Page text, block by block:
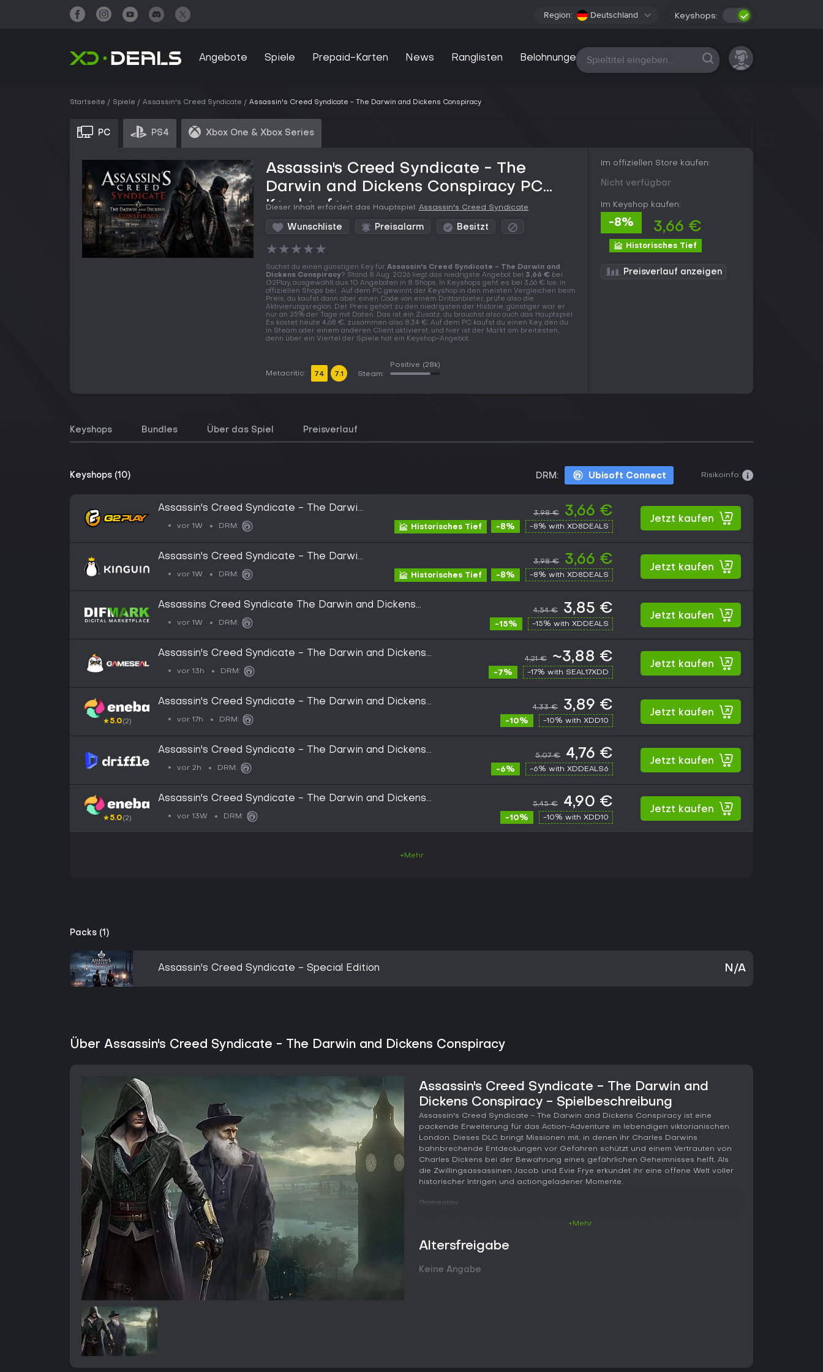
Region: Deutschland Keyshops:
Angebote Spiele Prepaid-Karten News Ranglisten Belohnungen Alle Plattformen
Startseite Spiele Assassin's Creed Syndicate Assassin's Creed Syndicate - The Darwin and Dickens Conspiracy
PC PS4 Xbox One & Xbox Series
Assassin's Creed Syndicate - The
Darwin and Dickens Conspiracy PC
Key kaufen
Dieser Inhalt erfordert das Hauptspiel: Assassin's Creed Syndicate
Wunschliste Preisalarm Besitzt
★★★★★
Suchst du einen günstigen Key für Assassin's Creed Syndicate - The Darwin and
Dickens Conspiracy? Stand 8 Aug. 2026 liegt das niedrigste Angebot bei 3,66 € bei
G2Play, ausgewählt aus 10 Angeboten in 8 Shops. In Keyshops geht es bei 3,66 € los, in
offiziellen Shops bei . Auf dem PC gewinnt der Keyshop in den meisten Vergleichen beim
Preis, du kaufst dann aber einen Code von einem Drittanbieter, prüfe also die
Aktivierungsregion. Der Preis gehört zu den niedrigsten der Historie, günstiger war er
nur an 25% der Tage mit Daten. Das ist ein Zusatz, du brauchst also auch das Hauptspiel.
Es kostet heute 4,68 €, zusammen also 8,34 €. Auf dem PC kaufst du einen Key, den du
in Steam oder einem anderen Client aktivierst, und hier ist der Markt am breitesten,
denn über ein Viertel der Spiele hat ein Keyshop-Angebot.
Metacritic: 74 7.1 Steam:
Positive (28k)
Im offiziellen Store kaufen:
Nicht verfügbar
Im Keyshop kaufen:
-8% 3,66 €
Historisches Tief
Preisverlauf anzeigen
Keyshops Bundles Über das Spiel Preisverlauf
Keyshops (10) DRM: Ubisoft Connect Risikoinfo:
Assassin's Creed Syndicate - The Darwin
and Dickens Conspiracy DLC PC Ubisoft
vor 1W DRM:
3,98 € 3,66 €
Historisches Tief -8% -8% with XD8DEALS
Jetzt kaufen
Assassin's Creed Syndicate - The Darwin
and Dickens Conspiracy DLC PC Ubisoft
vor 1W DRM:
3,98 € 3,66 €
Historisches Tief -8% -8% with XD8DEALS
Jetzt kaufen
Assassins Creed Syndicate The Darwin and Dickens
vor 1W DRM:
4,54 € 3,85 €
-15% -15% with XDDEALS
Jetzt kaufen
Assassin's Creed Syndicate - The Darwin and Dickens
Conspiracy (DLC) (PC) Ubisoft Connect Key - GLOBAL
vor 13h DRM:
4,21 € ~3,88 €
-7% -17% with SEAL17XDD
Jetzt kaufen
★5.0(2)
Assassin's Creed Syndicate - The Darwin and Dickens
Conspiracy (DLC) Uplay Key GLOBAL
vor 17h DRM:
4,33 € 3,89 €
-10% -10% with XDD10
Jetzt kaufen
Assassin's Creed Syndicate - The Darwin and Dickens
Conspiracy DLC (Global) (PC) - Ubisoft Connect - Digital Key
vor 2h DRM:
5,07 € 4,76 €
-6% -6% with XDDEALS6
Jetzt kaufen
★5.0(2)
Assassin's Creed Syndicate - The Darwin and Dickens
Conspiracy (DLC) Uplay Key EUROPE
vor 13W DRM:
5,45 € 4,90 €
-10% -10% with XDD10
Jetzt kaufen
+Mehr
Packs (1)
Assassin's Creed Syndicate - Special Edition N/A
Über Assassin's Creed Syndicate - The Darwin and Dickens Conspiracy
Assassin's Creed Syndicate - The Darwin and
Dickens Conspiracy - Spielbeschreibung
Assassin's Creed Syndicate - The Darwin and Dickens Conspiracy ist eine
packende Erweiterung für das Action-Adventure im lebendigen viktorianischen
London. Dieses DLC bringt Missionen mit, in denen ihr Charles Darwins
bahnbrechende Entdeckungen vor Gefahren schützt und einem Vertrauten von
Charles Dickens bei der Bewahrung eines gefährlichen Geheimnisses helft. Als
die Zwillingsassassinen Jacob und Evie Frye erkundet ihr eine offene Welt voller
historischer Intrigen und actiongeladener Momente.
Gameplay
Multikills, Kontern und Waffen wie Fausthandschuhen oder Revolvern. Wechselt zu
Evie Frye, wird es Zeit für lautlose Eliminierungen und präzise Angriffe, die auf
Fortbewegung über Dächer, fahrende Fahrzeuge und die Themse, während das
+Mehr
Altersfreigabe
Keine Angabe